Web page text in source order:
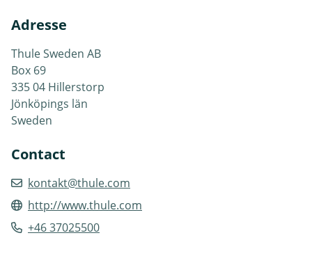
Adresse
Thule Sweden AB
Box 69
335 04 Hillerstorp
Jönköpings län
Sweden
Contact
kontakt@thule.com
http://www.thule.com
+46 37025500